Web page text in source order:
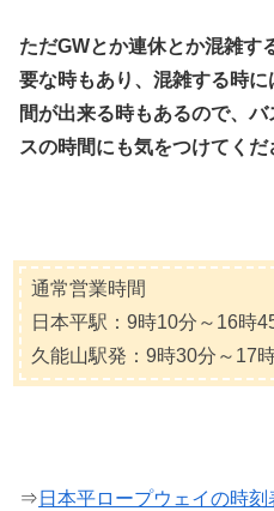
ただGWとか連休とか混雑す
要な時もあり、混雑する時
間が出来る時もあるので、
スの時間にも気をつけてくだ
通常営業時間
日本平駅：9時10分～16時
久能山駅発：9時30分～17
⇒ 日本平ロープウェイの時刻